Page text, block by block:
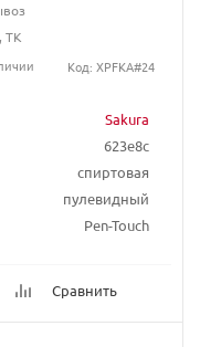
Sakura
623e8c
спиртовая
пулевидный
Pen-Touch
Сравнить
ТК
Код: XPFKA#24